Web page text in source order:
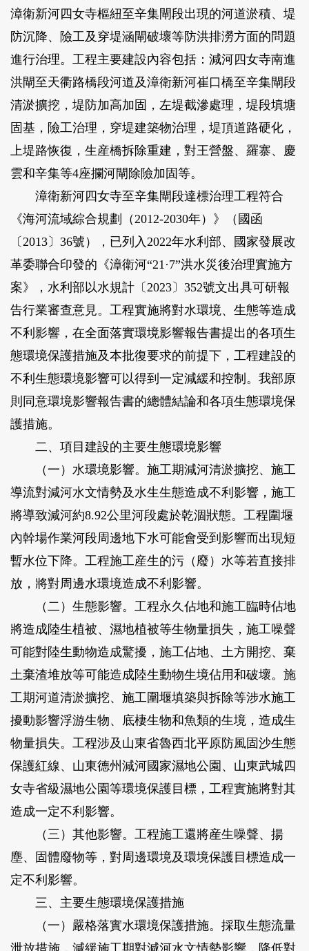
漳衛新河四女寺樞紐至辛集閘段出現的河道淤積、堤
防沉降、險工及穿堤涵閘破壞等防洪排澇方面的問題
進行治理。工程主要建設內容包括：減河四女寺南進
洪閘至天衢路橋段河道及漳衛新河崔口橋至辛集閘段
清淤擴挖，堤防加高加固，左堤截滲處理，堤段填塘
固基，險工治理，穿堤建築物治理，堤頂道路硬化，
上堤路恢復，生産橋拆除重建，對王營盤、羅寨、慶
雲和辛集等4座攔河閘除險加固等。
漳衛新河四女寺至辛集閘段達標治理工程符合
《海河流域綜合規劃（2012-2030年）》（國函
〔2013〕36號），已列入2022年水利部、國家發展改
革委聯合印發的《漳衛河“21·7”洪水災後治理實施方
案》，水利部以水規計〔2023〕352號文出具可研報
告行業審查意見。工程實施將對水環境、生態等造成
不利影響，在全面落實環境影響報告書提出的各項生
態環境保護措施及本批復要求的前提下，工程建設的
不利生態環境影響可以得到一定減緩和控制。我部原
則同意環境影響報告書的總體結論和各項生態環境保
護措施。
二、項目建設的主要生態環境影響
（一）水環境影響。施工期減河清淤擴挖、施工
導流對減河水文情勢及水生生態造成不利影響，施工
將導致減河約8.92公里河段處於乾涸狀態。工程圍堰
內幹場作業河段周邊地下水可能會受到影響而出現短
暫水位下降。工程施工産生的污（廢）水等若直接排
放，將對周邊水環境造成不利影響。
（二）生態影響。工程永久佔地和施工臨時佔地
將造成陸生植被、濕地植被等生物量損失，施工噪聲
可能對陸生動物造成驚擾，施工佔地、土方開挖、棄
土棄渣堆放等可能造成陸生動物生境佔用和破壞。施
工期河道清淤擴挖、施工圍堰填築與拆除等涉水施工
擾動影響浮游生物、底棲生物和魚類的生境，造成生
物量損失。工程涉及山東省魯西北平原防風固沙生態
保護紅線、山東德州減河國家濕地公園、山東武城四
女寺省級濕地公園等環境保護目標，工程實施將對其
造成一定不利影響。
（三）其他影響。工程施工還將産生噪聲、揚
塵、固體廢物等，對周邊環境及環境保護目標造成一
定不利影響。
三、主要生態環境保護措施
（一）嚴格落實水環境保護措施。採取生態流量